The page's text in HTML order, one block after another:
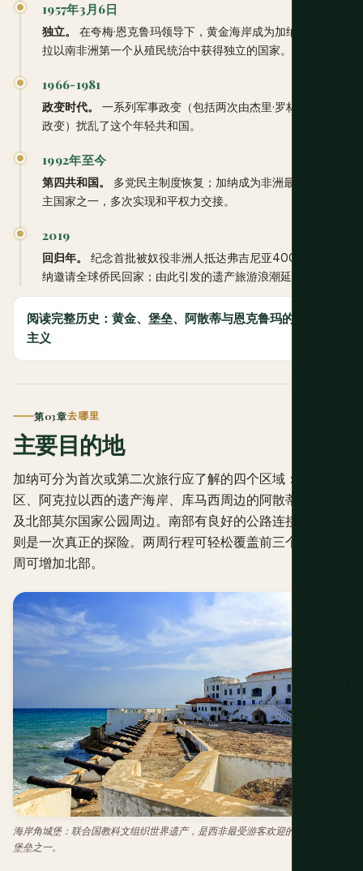
1957年3月6日
独立。
在夸梅·恩克鲁玛领导下，黄金海岸成为加纳，是撒哈
拉以南非洲第一个从殖民统治中获得独立的国家。
1966-1981
政变时代。
一系列军事政变（包括两次由杰里·罗林斯领导的
政变）扰乱了这个年轻共和国。
1992年至今
第四共和国。
多党民主制度恢复；加纳成为非洲最稳定的民
主国家之一，多次实现和平权力交接。
2019
回归年。
纪念首批被奴役非洲人抵达弗吉尼亚400周年，加
纳邀请全球侨民回家；由此引发的遗产旅游浪潮延续至今。
阅读完整历史：黄金、堡垒、阿散蒂与恩克鲁玛的泛非
主义
第03章去哪里
主要目的地
加纳可分为首次或第二次旅行应了解的四个区域：首都地
区、阿克拉以西的遗产海岸、库马西周边的阿散蒂腹地，以
及北部莫尔国家公园周边。南部有良好的公路连接；极北部
则是一次真正的探险。两周行程可轻松覆盖前三个区域；三
周可增加北部。
海岸角城堡：联合国教科文组织世界遗产，是西非最受游客欢迎的前奴隶贸易
堡垒之一。